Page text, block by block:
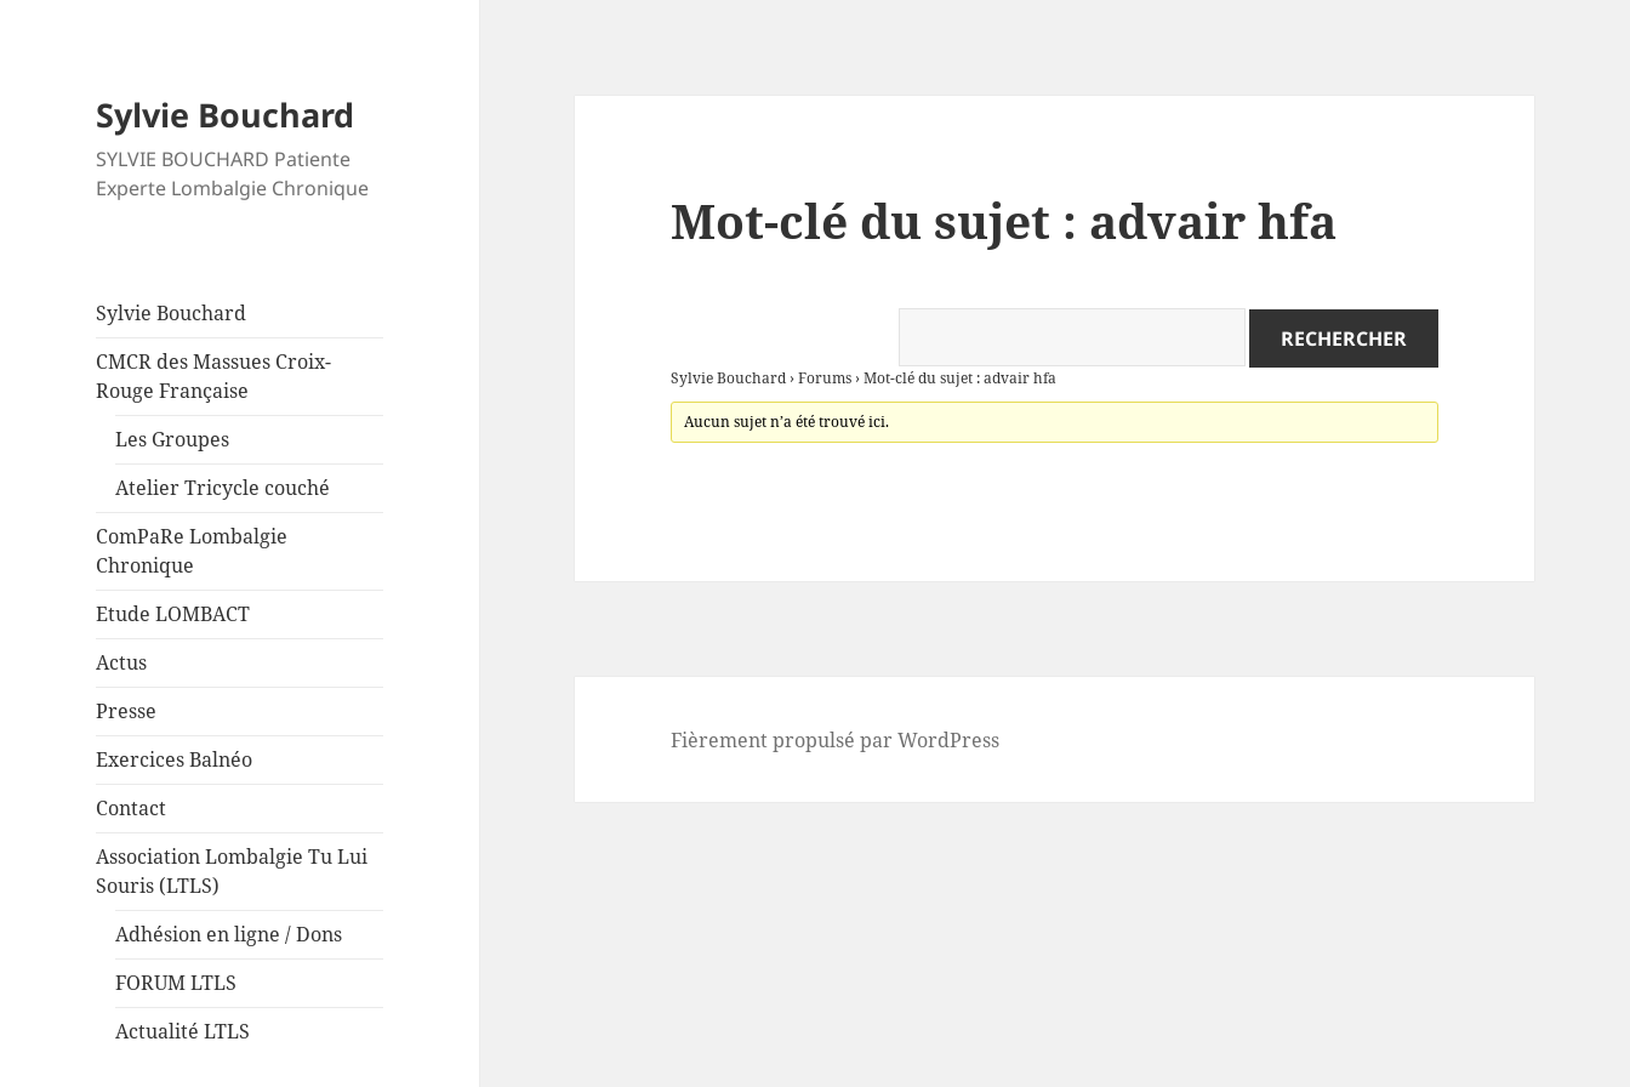
Sylvie Bouchard
SYLVIE BOUCHARD Patiente
Experte Lombalgie Chronique
Sylvie Bouchard
CMCR des Massues Croix-
Rouge Française
Les Groupes
Atelier Tricycle couché
ComPaRe Lombalgie
Chronique
Etude LOMBACT
Actus
Presse
Exercices Balnéo
Contact
Association Lombalgie Tu Lui
Souris (LTLS)
Adhésion en ligne / Dons
FORUM LTLS
Actualité LTLS
Mot-clé du sujet : advair hfa
Sylvie Bouchard ›Forums ›Mot-clé du sujet : advair hfa
Aucun sujet n’a été trouvé ici.
Fièrement propulsé par WordPress